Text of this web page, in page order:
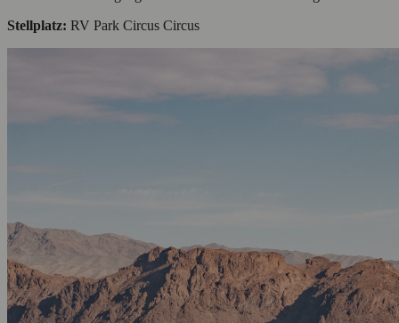
Stellplatz: RV Park Circus Circus